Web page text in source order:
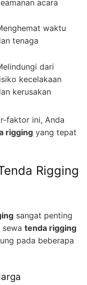
acara
waktu
tenaga
dari
kecelakaan
kerusakan
faktor ini, Anda
rigging yang tepat
Rigging
sangat penting
sewa tenda rigging
pada beberapa